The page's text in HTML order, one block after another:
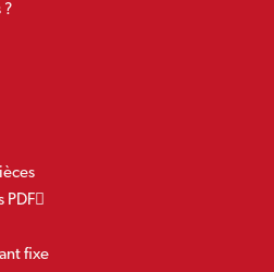
?
PDF
fixe